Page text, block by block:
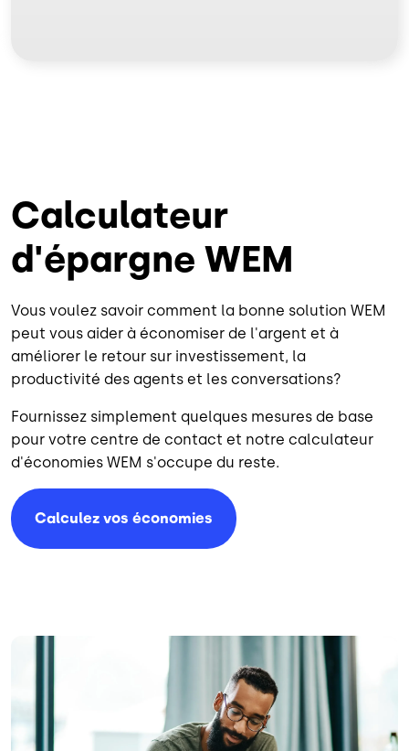
Calculateur
d'épargne WEM
Vous voulez savoir comment la bonne solution WEM
peut vous aider à économiser de l'argent et à
améliorer le retour sur investissement, la
productivité des agents et les conversations?
Fournissez simplement quelques mesures de base
pour votre centre de contact et notre calculateur
d'économies WEM s'occupe du reste.
Calculez vos économies